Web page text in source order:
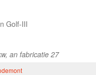
Golf-III
an fabricatie 27